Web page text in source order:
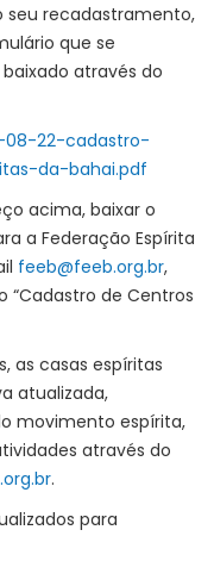
seu recadastramento,
que se
através do
22-cadastro-
da-bahai.pdf
acima, baixar o
a Federação Espírita
feeb@feeb.org.br,
de Centros
as casas espíritas
atualizada,
movimento espírita,
através do
.
para